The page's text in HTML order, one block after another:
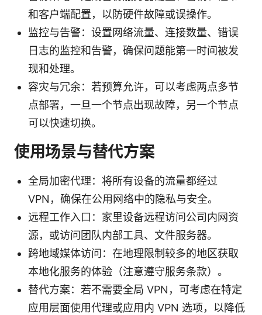
和客户端配置，以防硬件故障或误操作。
监控与告警：设置网络流量、连接数量、错误
日志的监控和告警，确保问题能第一时间被发
现和处理。
容灾与冗余：若预算允许，可以考虑两点多节
点部署，一旦一个节点出现故障，另一个节点
可以快速切换。
使用场景与替代方案
全局加密代理：将所有设备的流量都经过
VPN，确保在公用网络中的隐私与安全。
远程工作入口：家里设备远程访问公司内网资
源，或访问团队内部工具、文件服务器。
跨地域媒体访问：在地理限制较多的地区获取
本地化服务的体验（注意遵守服务条款）。
替代方案：若不需要全局 VPN，可考虑在特定
应用层面使用代理或应用内 VPN 选项，以降低